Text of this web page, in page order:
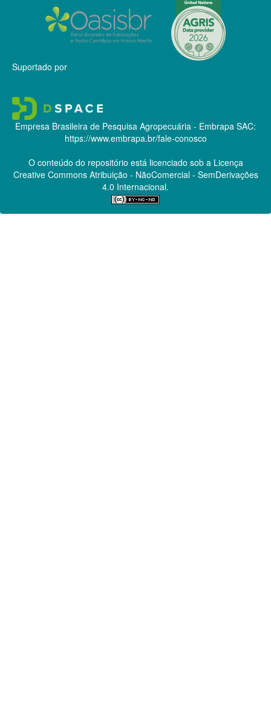
Suportado por
Empresa Brasileira de Pesquisa Agropecuária - Embrapa SAC:
https://www.embrapa.br/fale-conosco
O conteúdo do repositório está licenciado sob a Licença
Creative CommonsAtribuição - NãoComercial - SemDerivações
4.0 Internacional.